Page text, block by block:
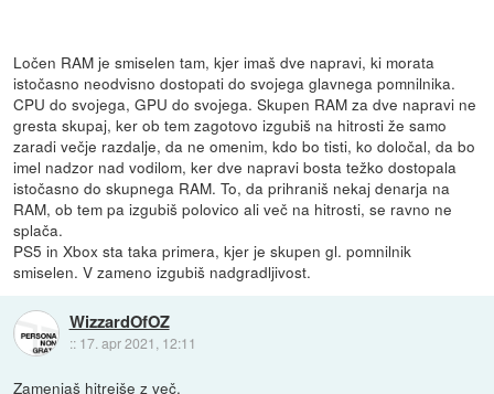
Ločen RAM je smiselen tam, kjer imaš dve napravi, ki morata
istočasno neodvisno dostopati do svojega glavnega pomnilnika.
CPU do svojega, GPU do svojega. Skupen RAM za dve napravi ne
gresta skupaj, ker ob tem zagotovo izgubiš na hitrosti že samo
zaradi večje razdalje, da ne omenim, kdo bo tisti, ko določal, da bo
imel nadzor nad vodilom, ker dve napravi bosta težko dostopala
istočasno do skupnega RAM. To, da prihraniš nekaj denarja na
RAM, ob tem pa izgubiš polovico ali več na hitrosti, se ravno ne
splača.
PS5 in Xbox sta taka primera, kjer je skupen gl. pomnilnik
smiselen. V zameno izgubiš nadgradljivost.
WizzardOfOZ
:: 17. apr 2021, 12:11
Zamenjaš hitrejše z več.